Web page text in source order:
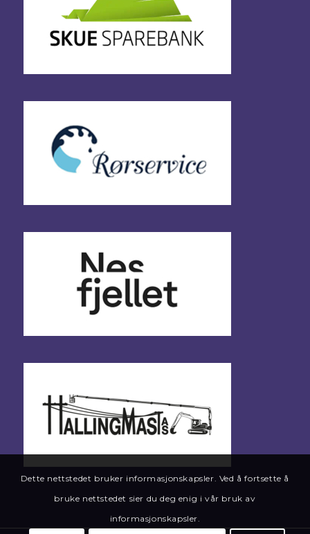
Dette nettstedet bruker informasjonskapsler. Ved å fortsette å
bruke nettstedet sier du deg enig i vår bruk av
informasjonskapsler.